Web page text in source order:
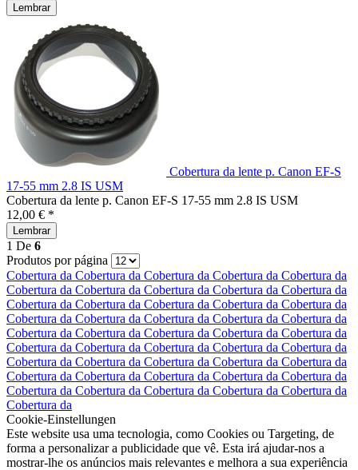
Lembrar
Cobertura da lente p. Canon EF-S
17-55 mm 2.8 IS USM
Cobertura da lente p. Canon EF-S 17-55 mm 2.8 IS USM
12,00 € *
Lembrar
1 De 6
Produtos por página
Cobertura da Cobertura da Cobertura da Cobertura da Cobertura da
Cobertura da Cobertura da Cobertura da Cobertura da Cobertura da
Cobertura da Cobertura da Cobertura da Cobertura da Cobertura da
Cobertura da Cobertura da Cobertura da Cobertura da Cobertura da
Cobertura da Cobertura da Cobertura da Cobertura da Cobertura da
Cobertura da Cobertura da Cobertura da Cobertura da Cobertura da
Cobertura da Cobertura da Cobertura da Cobertura da Cobertura da
Cobertura da Cobertura da Cobertura da Cobertura da Cobertura da
Cobertura da Cobertura da Cobertura da Cobertura da Cobertura da
Cobertura da
Cookie-Einstellungen
Este website usa uma tecnologia, como Cookies ou Targeting, de
forma a personalizar a publicidade que vê. Esta irá ajudar-nos a
mostrar-lhe os anúncios mais relevantes e melhora a sua experiência